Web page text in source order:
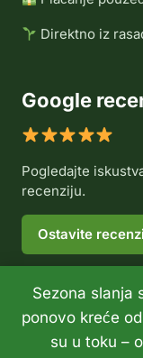
Sezona slanja
ponovo kreće
su u toku –
Direktno iz
Google
Pogledajte
recenziju.
Ostavite
© 2026